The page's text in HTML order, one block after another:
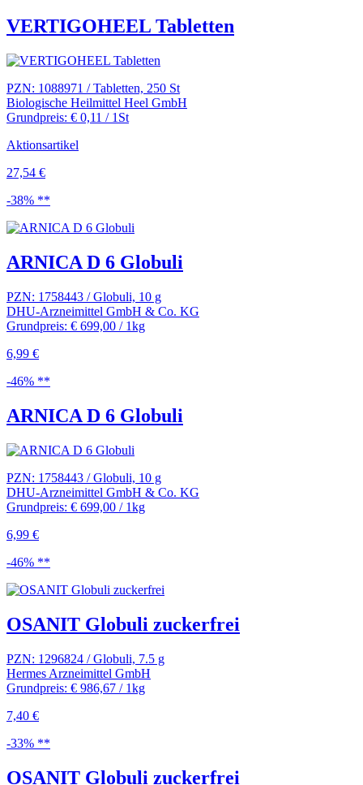
VERTIGOHEEL Tabletten
PZN: 1088971 / Tabletten, 250 St
Biologische Heilmittel Heel GmbH
Grundpreis: € 0,11 / 1St
Aktionsartikel
27,54 €
-38% **
ARNICA D 6 Globuli
PZN: 1758443 / Globuli, 10 g
DHU-Arzneimittel GmbH & Co. KG
Grundpreis: € 699,00 / 1kg
6,99 €
-46% **
ARNICA D 6 Globuli
PZN: 1758443 / Globuli, 10 g
DHU-Arzneimittel GmbH & Co. KG
Grundpreis: € 699,00 / 1kg
6,99 €
-46% **
OSANIT Globuli zuckerfrei
PZN: 1296824 / Globuli, 7.5 g
Hermes Arzneimittel GmbH
Grundpreis: € 986,67 / 1kg
7,40 €
-33% **
OSANIT Globuli zuckerfrei